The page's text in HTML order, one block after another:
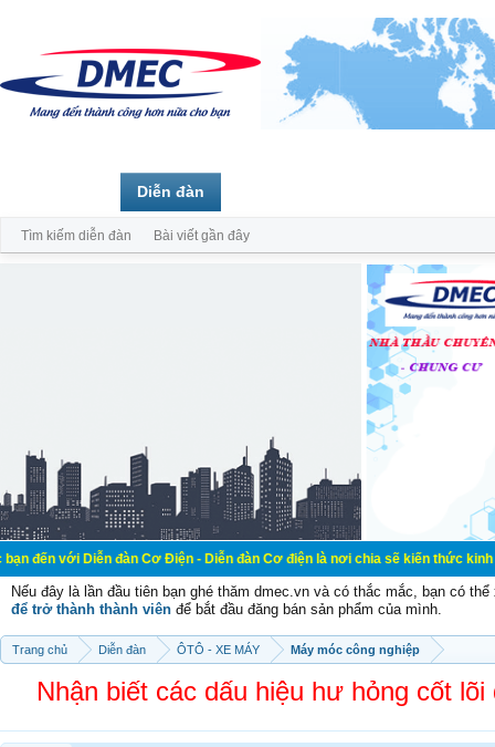
Diễn đàn Cơ Điện - Diễn đàn Cơ điện là nơi chia sẽ kiến thức kinh nghiệm
Nếu đây là lần đầu tiên bạn ghé thăm dmec.vn và có thắc mắc, bạn có
để trở thành thành viên để bắt đầu đăng bán sản phẩm của mình.
Trang chủ Diễn đàn ÔTÔ - XE MÁY Máy móc công nghiệp
Nhận biết các dấu hiệu hư hỏng cốt
Diễn đàn
Tìm kiếm diễn đàn Bài viết gần đây